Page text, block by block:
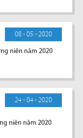
08 - 05 - 2020
niên năm 2020
24 - 04 - 2020
niên năm 2020